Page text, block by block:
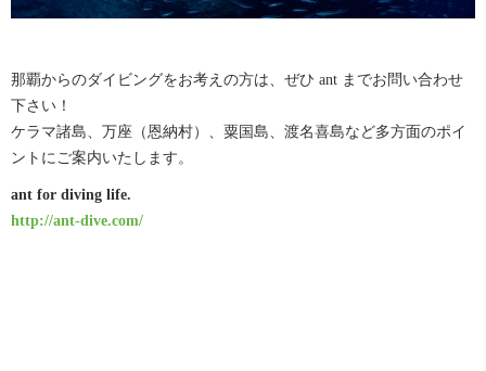
那覇からのダイビングをお考えの方は、ぜひ ant までお問い合わせ
下さい！
ケラマ諸島、万座（恩納村）、粟国島、渡名喜島など多方面のポイ
ントにご案内いたします。
ant for diving life.
http://ant-dive.com/